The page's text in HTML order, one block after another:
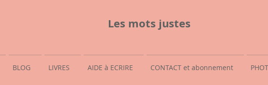
Les mots justes
BLOG LIVRES AIDE à ECRIRE CONTACT et abonnement